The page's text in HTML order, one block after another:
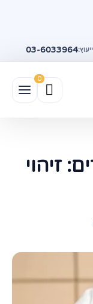
03-6033964
זיהוי